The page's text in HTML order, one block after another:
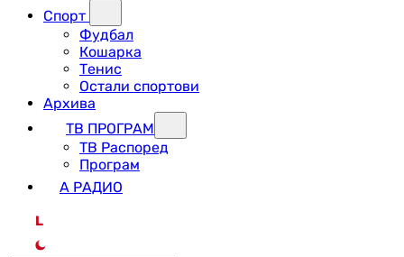
Спорт
Фудбал
Кошарка
Тенис
Остали спортови
Архива
ТВ ПРОГРАМ
ТВ Распоред
Програм
А РАДИО
L